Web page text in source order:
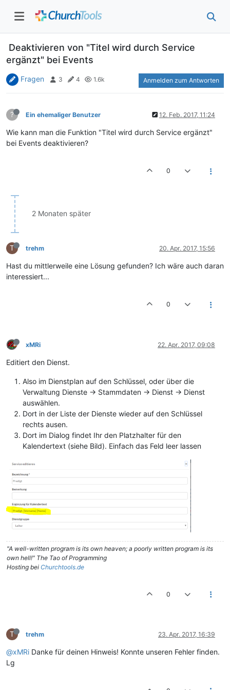
Deaktivieren von "Titel wird durch Service
ergänzt" bei Events
Fragen 3 4 1.6k Anmelden zum Antworten
? Ein ehemaliger Benutzer 12. Feb. 2017, 11:24
Wie kann man die Funktion "Titel wird durch Service ergänzt"
bei Events deaktivieren?
0
2 Monaten später
T trehm 20. Apr. 2017, 15:56
Hast du mittlerweile eine Lösung gefunden? Ich wäre auch daran
interessiert...
0
xMRi 22. Apr. 2017, 09:08
Editiert den Dienst.
Also im Dienstplan auf den Schlüssel, oder über die
Verwaltung Dienste -> Stammdaten -> Dienst -> Dienst
auswählen.
Dort in der Liste der Dienste wieder auf den Schlüssel
rechts ausen.
Dort im Dialog findet Ihr den Platzhalter für den
Kalendertext (siehe Bild). Einfach das Feld leer lassen
"A well-written program is its own heaven; a poorly written program is its
own hell!" The Tao of Programming
Hosting bei Churchtools.de
0
T trehm 23. Apr. 2017, 16:39
@xMRi Danke für deinen Hinweis! Konnte unseren Fehler finden.
Lg